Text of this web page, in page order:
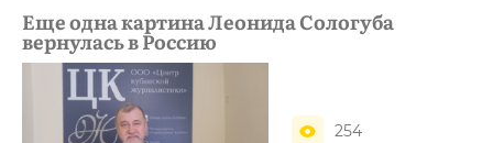
Еще одна картина Леонида Сологуба
вернулась в Россию
254